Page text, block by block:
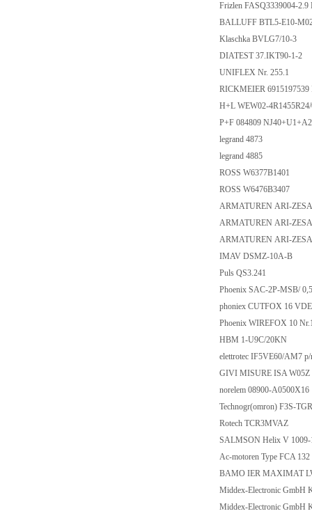
Frizlen FASQ3339004-2.9
BALLUFF BTL5-E10-
Klaschka BVLG7/10-3
DIATEST 37.IKT90-1-2
UNIFLEX Nr. 255.1
RICKMEIER
H+L WEW02-
P+F 084809
legrand 4873
legrand 4885
ROSS W6377B1401
ROSS W6476B3407
ARMATUREN ARI-
ARMATUREN ARI-
ARMATUREN ARI-
IMAV DSMZ-10A-B
Puls QS3.241
Phoenix SAC-2P-MSB/
phoniex CUTFOX 16
Phoenix WIREFOX 10
HBM 1-U9C/20KN
elettrotec IF5VE60/AM7
GIVI MISURE ISA W05Z
norelem 08900-A0500X16
Technogr(omron) F3S-
Rotech TCR3MVAZ
SALMSON Helix V 1009-
Ac-motoren Type FCA
BAMO IER MAXIMAT
Middex-Electronic GmbH
Middex-Electronic GmbH